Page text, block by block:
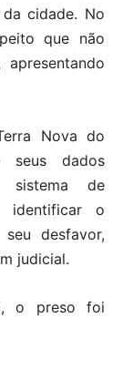
cidade. No
que não
Nova do
seus dados
sistema de
identificar o
desfavor,
judicial.
o preso foi